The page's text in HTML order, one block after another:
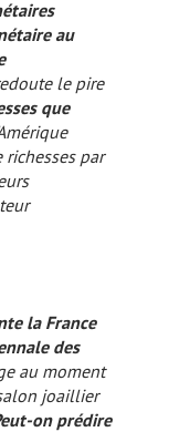
au
le pire
que
par
la France
des
au moment
joaillier
on prédire